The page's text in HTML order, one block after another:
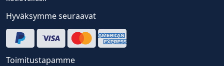
Hyväksymme seuraavat
Toimitustapamme